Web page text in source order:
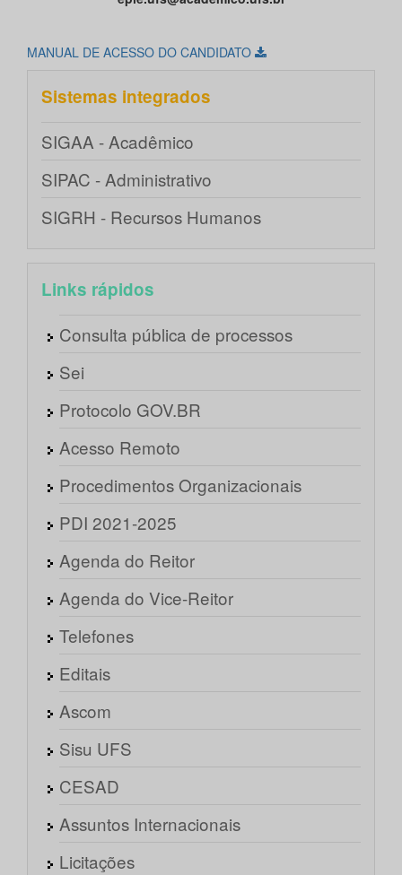
MANUAL DE ACESSO DO CANDIDATO
Sistemas integrados
SIGAA - Acadêmico
SIPAC - Administrativo
SIGRH - Recursos Humanos
Links rápidos
Consulta pública de processos
Sei
Protocolo GOV.BR
Acesso Remoto
Procedimentos Organizacionais
PDI 2021-2025
Agenda do Reitor
Agenda do Vice-Reitor
Telefones
Editais
Ascom
Sisu UFS
CESAD
Assuntos Internacionais
Licitações